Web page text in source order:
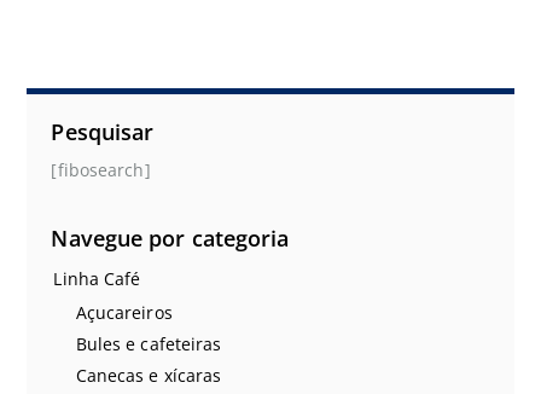
Pesquisar
[fibosearch]
Navegue por categoria
Linha Café
Açucareiros
Bules e cafeteiras
Canecas e xícaras